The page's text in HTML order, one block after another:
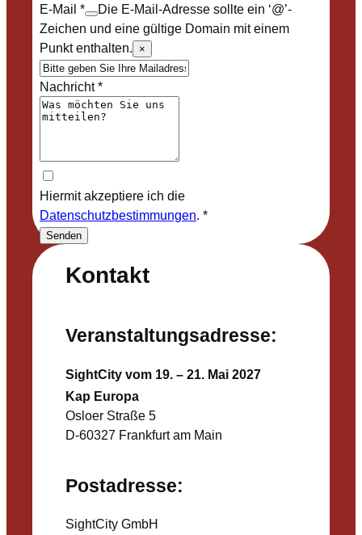
Kontakt
Veranstaltungsadresse:
SightCity vom 19. – 21. Mai 2027
Kap Europa
Osloer Straße 5
D-60327 Frankfurt am Main
Postadresse:
SightCity GmbH
E-Mail *
Die E-Mail-Adresse sollte ein ‘@’-
Zeichen und eine gültige Domain mit einem
Punkt enthalten.
×
Nachricht*
Hiermit akzeptiere ich die
Datenschutzbestimmungen. *
Senden